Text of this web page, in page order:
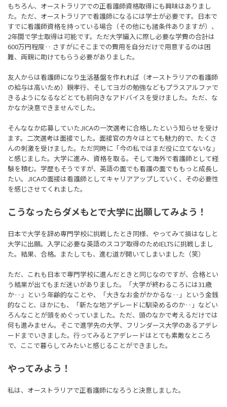
もちろん、オーストラリアでの正看護師資格取得にも興味はありまし
た。ただ、オーストラリアで看護師になるには学士が必要です。日本で
すでに看護師資格を持っている場合（その他にも諸条件ありますが）、
2年間で学士取得は可能です。ただ大学編入に際し必要な学費の合計は
600万円程度‥ さすがにそこまでの費用を自分だけで用意するのは困
難、両親に助けてもらう必要がありました。
友人からは看護師になり生活基盤を作れれば（オーストラリアの看護師
の給与は高いため）親孝行、そしてヨガの勉強などもプラスアルファで
きるようになるなどとても前向きなアドバイスを受けました。ただ、な
かなか決意できませんでした。
そんななか応募していたJICAの一次選考に合格したという知らせを受け
ます。二次選考は面接でした。面接官の方々はとても魅力的で、たくさ
んの刺激を受けました。ただ同時に「今の私ではまだ役に立てないな」
と感じました。大学に進み、資格を取る。そして海外で看護師として経
験を積む。学歴もそうですが、英語の面でも看護の面でももっと成長し
たい。JICAの面接は看護師としてキャリアアップしていく、その必要性
を感じさせてくれました。
こうなったらダメもとで大学に出願してみよう！
日本で大学を辞め専門学校に挑戦したとき同様、やってみて損はなしと
大学に出願。入学に必要な英語のスコア取得のためIELTSに挑戦しまし
た。結果、合格。またしても、進む道が開いてしまいました（笑）
ただ、これも日本で専門学校に進んだときと同じなのですが、合格とい
う結果が出てもまだ迷いがありました。「大学が終わるころには31歳
か‥」という年齢的なことや、「大きなお金がかかるな‥」という金銭
的なこと、ほかにも、「新たな地アデレードに馴染めるのか‥」などい
ろんなことが頭をめぐっていました。ただ、頭のなかで考えるだけでは
何も進みません。そこで進学先の大学、フリンダース大学のあるアデレ
ードまでいきました。行ってみるとアデレードはとても素敵なところ
で、ここで暮らしてみたいと感じることができました。
やってみよう！
私は、オーストラリアで正看護師になろうと決意しました。